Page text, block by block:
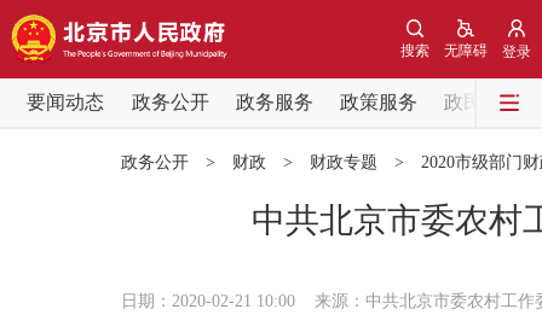
登录
无障碍
搜索
要闻动态 政务公开 政务服务 政策服务
政民互动
政务公开 > 财政 > 财政专题 > 2020市级部门
中共北京市委农村
日期：2020-02-21 10:00 来源：中共北京市委农村工作